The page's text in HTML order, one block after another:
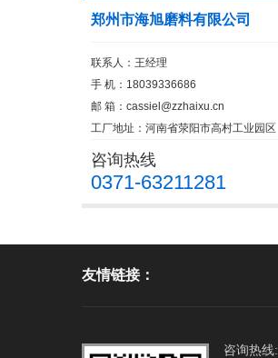
郑州市海旭磨料有限公司
联系人：王经理
手 机：18039336686
邮 箱： cassiel@zzhaixu.cn
工厂地址：河南省荥阳市高村工业园区
咨询热线
0371-63211281
友情链接：
咨询热线: